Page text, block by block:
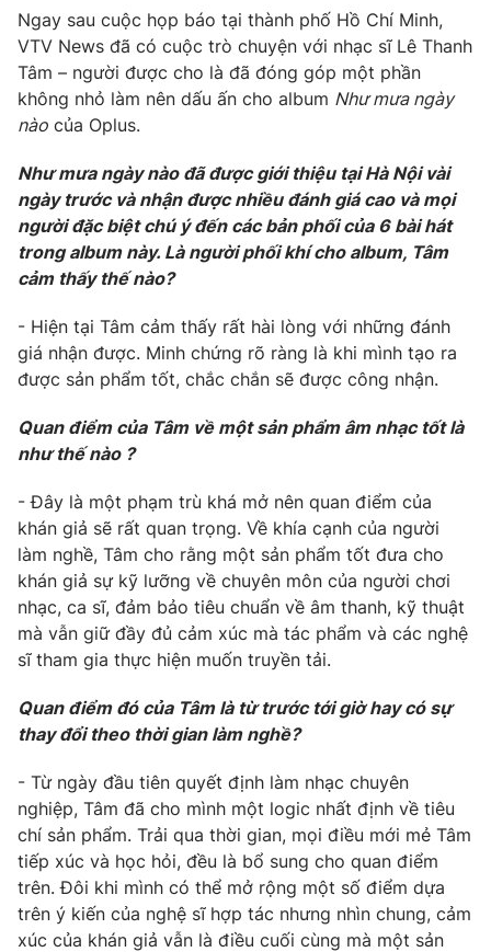
Khán giả
Giải sao mai
Âm nhạc
Sao
Du lịch
Làm đẹp
Chất lượng cuộc sống
Giáo dục
Tuyển sinh
Học trực tuyến
Công nghệ
Sản phẩm
Thị trường
Tư vấn
Giao lưu trực tuyến
Lịch phát sóng
Chuyên mục khác
Emagazine Podcast
Photo Infographic
Video Shorts video
VTV Money VTV Thể thao
VTV Sức khoẻ Bất động sản
VTV4 Vươn mình bằng AI
VTV9 VTV8
Liên hệ tòa soạn English
Ngay sau cuộc họp báo tại thành phố Hồ Chí Minh,
VTV News đã có cuộc trò chuyện với nhạc sĩ Lê Thanh
Tâm – người được cho là đã đóng góp một phần
không nhỏ làm nên dấu ấn cho album Như mưa ngày
nào của Oplus.
Như mưa ngày nào đã được giới thiệu tại Hà Nội vài
ngày trước và nhận được nhiều đánh giá cao và mọi
người đặc biệt chú ý đến các bản phối của 6 bài hát
trong album này. Là người phối khí cho album, Tâm
cảm thấy thế nào?
- Hiện tại Tâm cảm thấy rất hài lòng với những đánh
giá nhận được. Minh chứng rõ ràng là khi mình tạo ra
được sản phẩm tốt, chắc chắn sẽ được công nhận.
Quan điểm của Tâm về một sản phẩm âm nhạc tốt là
như thế nào ?
- Đây là một phạm trù khá mở nên quan điểm của
khán giả sẽ rất quan trọng. Về khía cạnh của người
làm nghề, Tâm cho rằng một sản phẩm tốt đưa cho
khán giả sự kỹ lưỡng về chuyên môn của người chơi
nhạc, ca sĩ, đảm bảo tiêu chuẩn về âm thanh, kỹ thuật
mà vẫn giữ đầy đủ cảm xúc mà tác phẩm và các nghệ
sĩ tham gia thực hiện muốn truyền tải.
Quan điểm đó của Tâm là từ trước tới giờ hay có sự
thay đổi theo thời gian làm nghề?
- Từ ngày đầu tiên quyết định làm nhạc chuyên
nghiệp, Tâm đã cho mình một logic nhất định về tiêu
chí sản phẩm. Trải qua thời gian, mọi điều mới mẻ Tâm
tiếp xúc và học hỏi, đều là bổ sung cho quan điểm
trên. Đôi khi mình có thể mở rộng một số điểm dựa
trên ý kiến của nghệ sĩ hợp tác nhưng nhìn chung, cảm
xúc của khán giả vẫn là điều cuối cùng mà một sản